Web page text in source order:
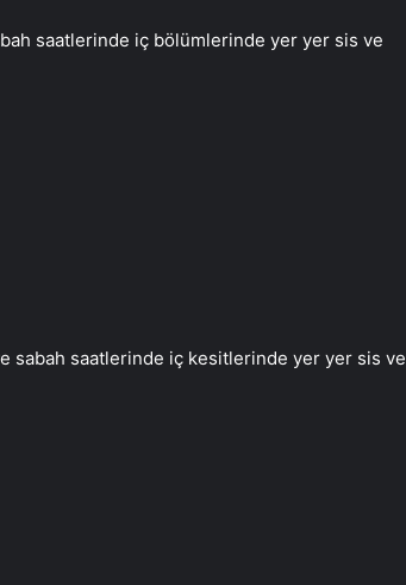
saatlerinde iç bölümlerinde yer yer sis ve
sabah saatlerinde iç kesitlerinde yer yer sis ve